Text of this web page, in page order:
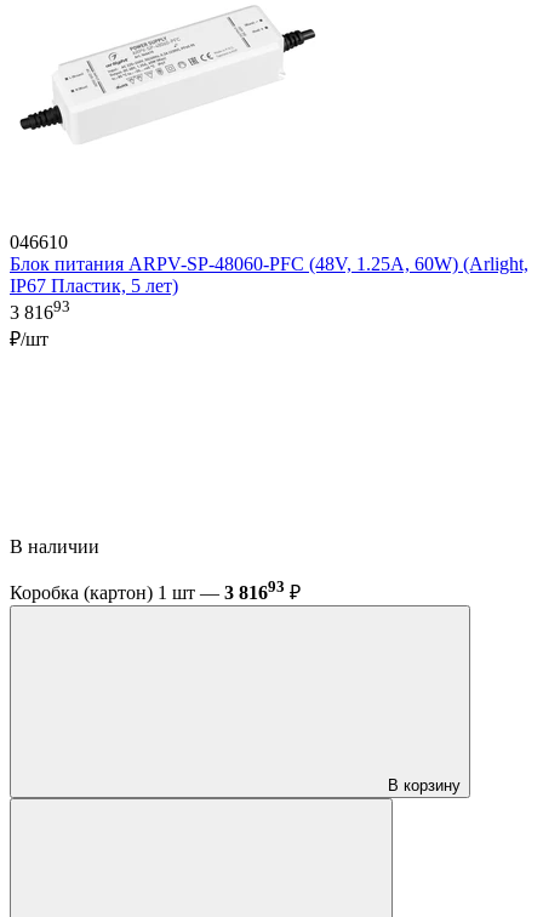
046610
Блок питания ARPV-SP-48060-PFC (48V, 1.25A, 60W) (Arlight,
IP67 Пластик, 5 лет)
3 81693
₽/шт
В наличии
Коробка (картон) 1 шт — 3 81693 ₽
В корзину